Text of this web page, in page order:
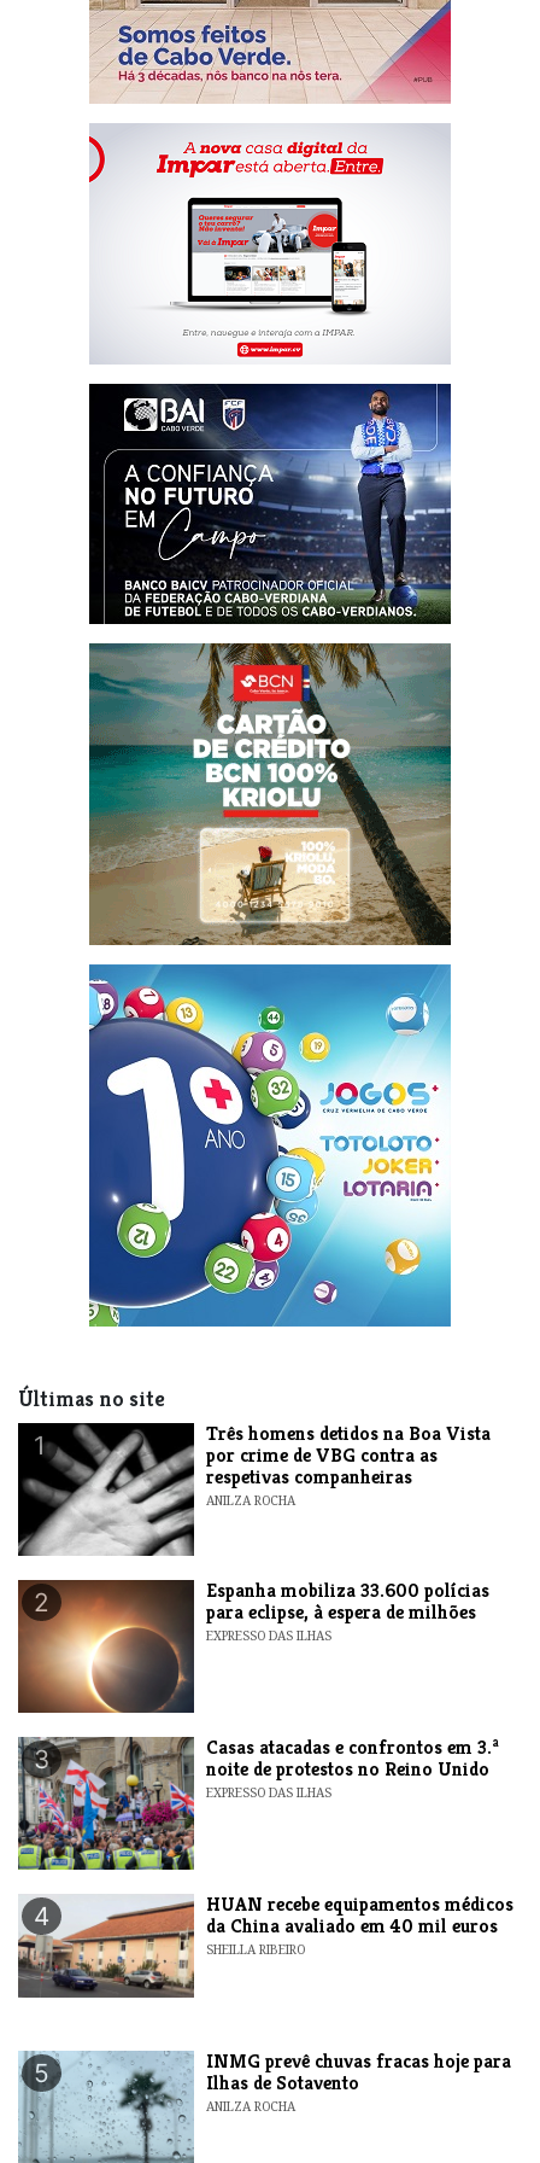
Últimas no site
1
Três homens detidos na Boa Vista
por crime de VBG contra as
respetivas companheiras
ANILZA ROCHA
2
Espanha mobiliza 33.600 polícias
para eclipse, à espera de milhões
EXPRESSO DAS ILHAS
3
Casas atacadas e confrontos em 3.ª
noite de protestos no Reino Unido
EXPRESSO DAS ILHAS
4
HUAN recebe equipamentos médicos
da China avaliado em 40 mil euros
SHEILLA RIBEIRO
5
INMG prevê chuvas fracas hoje para
Ilhas de Sotavento
ANILZA ROCHA